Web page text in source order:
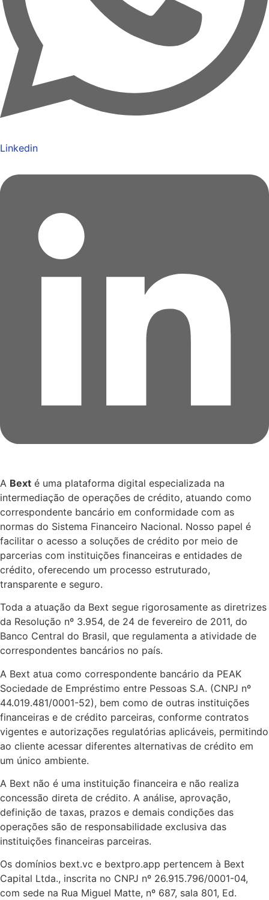
Linkedin
A Bext é uma plataforma digital especializada na
intermediação de operações de crédito, atuando como
correspondente bancário em conformidade com as
normas do Sistema Financeiro Nacional. Nosso papel é
facilitar o acesso a soluções de crédito por meio de
parcerias com instituições financeiras e entidades de
crédito, oferecendo um processo estruturado,
transparente e seguro.
Toda a atuação da Bext segue rigorosamente as diretrizes
da Resolução nº 3.954, de 24 de fevereiro de 2011, do
Banco Central do Brasil, que regulamenta a atividade de
correspondentes bancários no país.
A Bext atua como correspondente bancário da PEAK
Sociedade de Empréstimo entre Pessoas S.A. (CNPJ nº
44.019.481/0001-52), bem como de outras instituições
financeiras e de crédito parceiras, conforme contratos
vigentes e autorizações regulatórias aplicáveis, permitindo
ao cliente acessar diferentes alternativas de crédito em
um único ambiente.
A Bext não é uma instituição financeira e não realiza
concessão direta de crédito. A análise, aprovação,
definição de taxas, prazos e demais condições das
operações são de responsabilidade exclusiva das
instituições financeiras parceiras.
Os domínios bext.vc e bextpro.app pertencem à Bext
Capital Ltda., inscrita no CNPJ nº 26.915.796/0001-04,
com sede na Rua Miguel Matte, nº 687, sala 801, Ed.